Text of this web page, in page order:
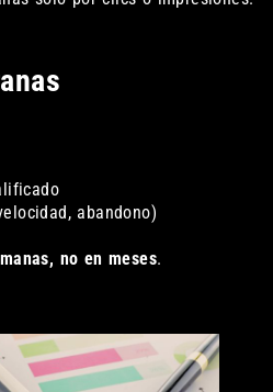
abandono)
no en meses.